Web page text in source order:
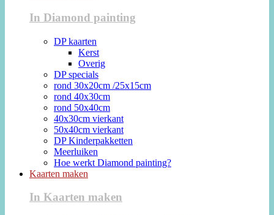
In Diamond painting
DP kaarten
Kerst
Overig
DP specials
rond 30x20cm /25x15cm
rond 40x30cm
rond 50x40cm
40x30cm vierkant
50x40cm vierkant
DP Kinderpakketten
Meerluiken
Hoe werkt Diamond painting?
Kaarten maken
In Kaarten maken